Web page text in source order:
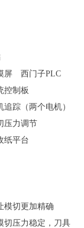
门子PLC
板
两个电机）
调节
台
模切更加精确
切压力稳定，刀具